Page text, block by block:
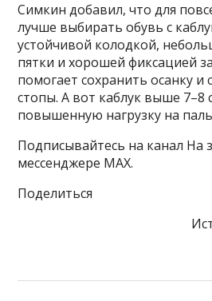
Симкин добавил, что для
лучше выбирать обувь с
устойчивой колодкой,
пятки и хорошей фиксацией
помогает сохранить осанку и
стопы. А вот каблук выше 7–8
повышенную нагрузку на
Подписывайтесь на канал На
мессенджере MAX.
Поделиться